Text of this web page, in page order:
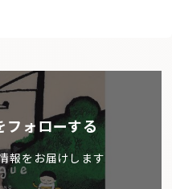
フォローする
報をお届けします